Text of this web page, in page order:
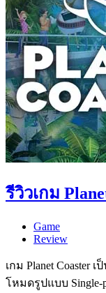
รีวิวเกม
Game
Review
เกม Planet Coaster
โหมดรูปแบบ Single-